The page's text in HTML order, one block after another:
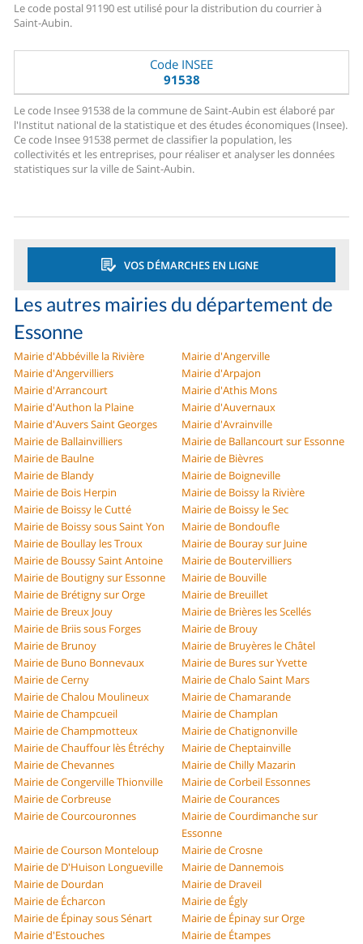
Le code postal 91190 est utilisé pour la distribution du courrier à
Saint-Aubin.
Code INSEE
91538
Le code Insee 91538 de la commune de Saint-Aubin est élaboré par
l'Institut national de la statistique et des études économiques (Insee).
Ce code Insee 91538 permet de classifier la population, les
collectivités et les entreprises, pour réaliser et analyser les données
statistiques sur la ville de Saint-Aubin.
VOS DÉMARCHES EN LIGNE
Les autres mairies du département de
Essonne
Mairie d'Abbéville la Rivière
Mairie d'Angerville
Mairie d'Angervilliers
Mairie d'Arpajon
Mairie d'Arrancourt
Mairie d'Athis Mons
Mairie d'Authon la Plaine
Mairie d'Auvernaux
Mairie d'Auvers Saint Georges
Mairie d'Avrainville
Mairie de Ballainvilliers
Mairie de Ballancourt sur Essonne
Mairie de Baulne
Mairie de Bièvres
Mairie de Blandy
Mairie de Boigneville
Mairie de Bois Herpin
Mairie de Boissy la Rivière
Mairie de Boissy le Cutté
Mairie de Boissy le Sec
Mairie de Boissy sous Saint Yon
Mairie de Bondoufle
Mairie de Boullay les Troux
Mairie de Bouray sur Juine
Mairie de Boussy Saint Antoine
Mairie de Boutervilliers
Mairie de Boutigny sur Essonne
Mairie de Bouville
Mairie de Brétigny sur Orge
Mairie de Breuillet
Mairie de Breux Jouy
Mairie de Brières les Scellés
Mairie de Briis sous Forges
Mairie de Brouy
Mairie de Brunoy
Mairie de Bruyères le Châtel
Mairie de Buno Bonnevaux
Mairie de Bures sur Yvette
Mairie de Cerny
Mairie de Chalo Saint Mars
Mairie de Chalou Moulineux
Mairie de Chamarande
Mairie de Champcueil
Mairie de Champlan
Mairie de Champmotteux
Mairie de Chatignonville
Mairie de Chauffour lès Étréchy
Mairie de Cheptainville
Mairie de Chevannes
Mairie de Chilly Mazarin
Mairie de Congerville Thionville
Mairie de Corbeil Essonnes
Mairie de Corbreuse
Mairie de Courances
Mairie de Courcouronnes
Mairie de Courdimanche sur
Essonne
Mairie de Courson Monteloup
Mairie de Crosne
Mairie de D'Huison Longueville
Mairie de Dannemois
Mairie de Dourdan
Mairie de Draveil
Mairie de Écharcon
Mairie de Égly
Mairie de Épinay sous Sénart
Mairie de Épinay sur Orge
Mairie d'Estouches
Mairie de Étampes